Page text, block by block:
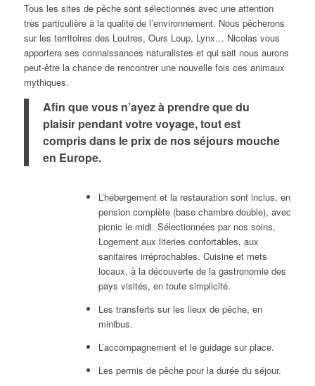
Tous les sites de pêche sont sélectionnés avec une attention
très particulière à la qualité de l’environnement. Nous pêcherons
sur les territoires des Loutres, Ours Loup, Lynx… Nicolas vous
apportera ses connaissances naturalistes et qui sait nous aurons
peut-être la chance de rencontrer une nouvelle fois ces animaux
mythiques.
Afin que vous n’ayez à prendre que du
plaisir pendant votre voyage, tout est
compris dans le prix de nos séjours mouche
en Europe.
L’hébergement et la restauration sont inclus, en
pension complète (base chambre double), avec
picnic le midi. Sélectionnées par nos soins,
Logement aux literies confortables, aux
sanitaires irréprochables. Cuisine et mets
locaux, à la découverte de la gastronomie des
pays visités, en toute simplicité.
Les transferts sur les lieux de pêche, en
minibus.
L’accompagnement et le guidage sur place.
Les permis de pêche pour la durée du séjour.